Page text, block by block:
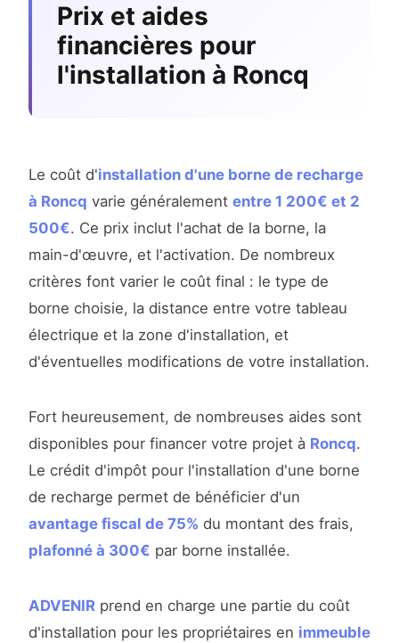
Prix et aides
financières pour
l'installation à Roncq
Le coût d'installation d'une borne de recharge
à Roncq varie généralement entre 1 200€ et 2
500€. Ce prix inclut l'achat de la borne, la
main-d'œuvre, et l'activation. De nombreux
critères font varier le coût final : le type de
borne choisie, la distance entre votre tableau
électrique et la zone d'installation, et
d'éventuelles modifications de votre installation.
Fort heureusement, de nombreuses aides sont
disponibles pour financer votre projet à Roncq.
Le crédit d'impôt pour l'installation d'une borne
de recharge permet de bénéficier d'un
avantage fiscal de 75% du montant des frais,
plafonné à 300€ par borne installée.
ADVENIR prend en charge une partie du coût
d'installation pour les propriétaires en immeuble